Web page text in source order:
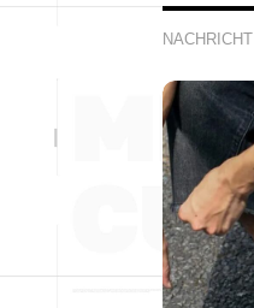
NACHRICHT